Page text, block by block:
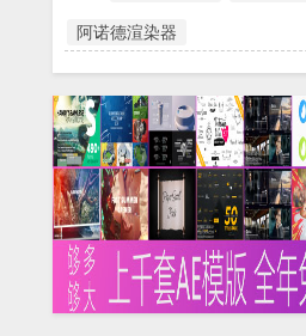
阿诺德渲染器